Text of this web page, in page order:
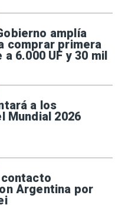
amplía
comprar primera
6.000 UF y 30 mil
a los
Mundial 2026
Argentina por